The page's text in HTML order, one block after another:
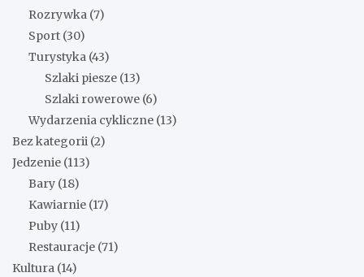
Rozrywka (7)
Sport (30)
Turystyka (43)
Szlaki piesze (13)
Szlaki rowerowe (6)
Wydarzenia cykliczne (13)
Bez kategorii (2)
Jedzenie (113)
Bary (18)
Kawiarnie (17)
Puby (11)
Restauracje (71)
Kultura (14)